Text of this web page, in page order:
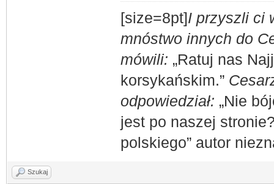
[size=8pt]I przyszli ci
mnóstwo innych do
mówili: „Ratuj nas
korsykańskim.”
odpowiedział: „Nie
jest po naszej
polskiego” autor
Szukaj